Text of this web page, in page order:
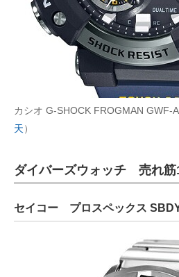
カシオ G-SHOCK FROGMAN GWF-
天）
ダイバーズウォッチ 売れ筋
セイコー プロスペックス